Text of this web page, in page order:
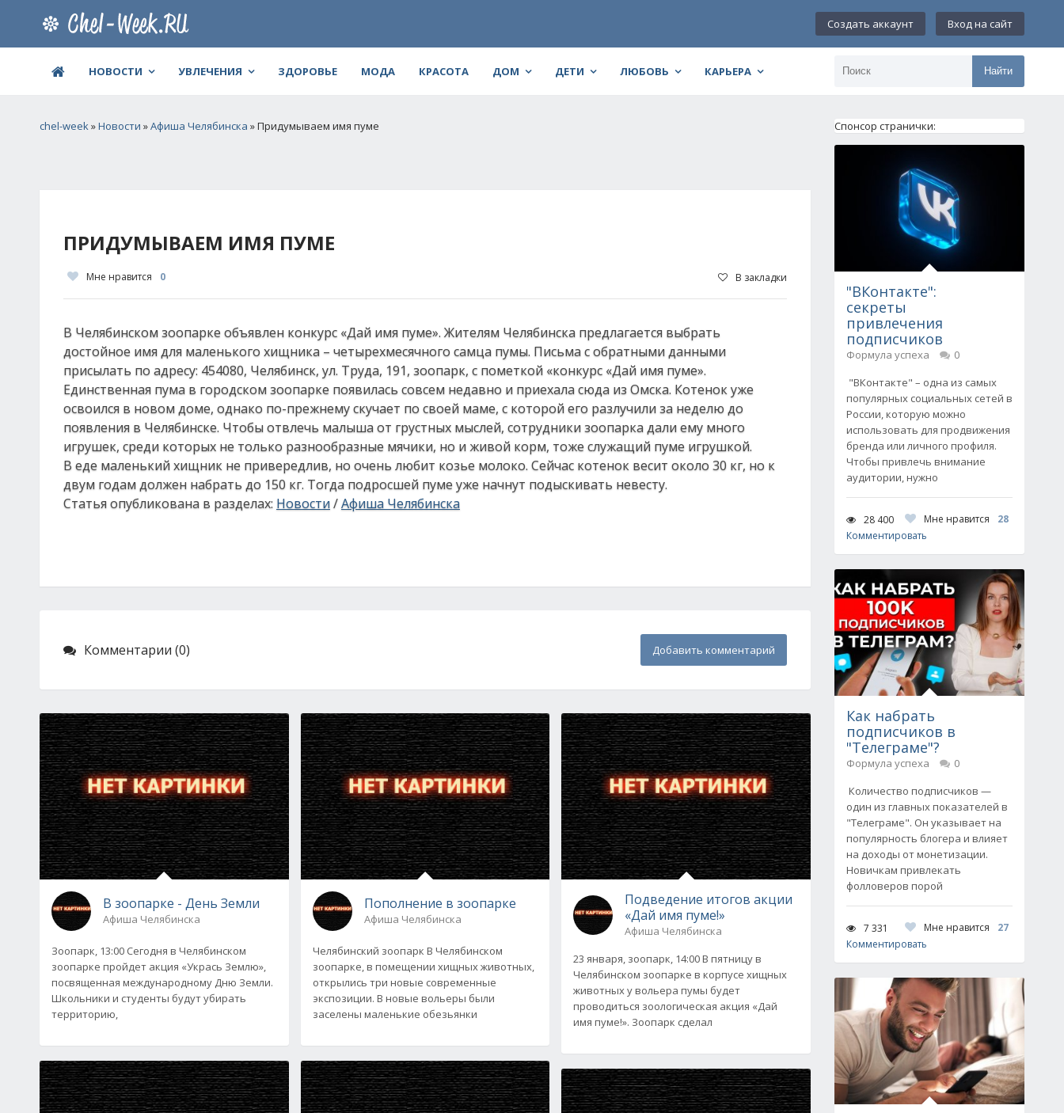
Создать аккаунт Вход на сайт
НОВОСТИ УВЛЕЧЕНИЯ ЗДОРОВЬЕ МОДА КРАСОТА ДОМ ДЕТИ ЛЮБОВЬ КАРЬЕРА Найти
chel-week»Новости »Афиша Челябинска » Придумываем имя пуме
ПРИДУМЫВАЕМ ИМЯ ПУМЕ
Мне нравится 0 В закладки
В Челябинском зоопарке объявлен конкурс «Дай имя пуме». Жителям Челябинска предлагается выбрать
достойное имя для маленького хищника – четырехмесячного самца пумы. Письма с обратными данными
присылать по адресу: 454080, Челябинск, ул. Труда, 191, зоопарк, с пометкой «конкурс «Дай имя пуме».
Единственная пума в городском зоопарке появилась совсем недавно и приехала сюда из Омска. Котенок уже
освоился в новом доме, однако по-прежнему скучает по своей маме, с которой его разлучили за неделю до
появления в Челябинске. Чтобы отвлечь малыша от грустных мыслей, сотрудники зоопарка дали ему много
игрушек, среди которых не только разнообразные мячики, но и живой корм, тоже служащий пуме игрушкой.
В еде маленький хищник не привередлив, но очень любит козье молоко. Сейчас котенок весит около 30 кг, но к
двум годам должен набрать до 150 кг. Тогда подросшей пуме уже начнут подыскивать невесту.
Статья опубликована в разделах: Новости/Афиша Челябинска
Комментарии (0) Добавить комментарий
В зоопарке - День Земли
Афиша Челябинска
Зоопарк, 13:00 Сегодня в Челябинском
зоопарке пройдет акция «Укрась Землю»,
посвященная международному Дню Земли.
Школьники и студенты будут убирать
территорию,
Пополнение в зоопарке
Афиша Челябинска
Челябинский зоопарк В Челябинском
зоопарке, в помещении хищных животных,
открылись три новые современные
экспозиции. В новые вольеры были
заселены маленькие обезьянки
Подведение итогов акции
«Дай имя пуме!»
Афиша Челябинска
23 января, зоопарк, 14:00 В пятницу в
Челябинском зоопарке в корпусе хищных
животных у вольера пумы будет
проводиться зоологическая акция «Дай
имя пуме!». Зоопарк сделал
Спонсор странички:
"ВКонтакте":
секреты
привлечения
подписчиков
Формула успеха
0
"ВКонтакте" – одна из самых
популярных социальных сетей в
России, которую можно
использовать для продвижения
бренда или личного профиля.
Чтобы привлечь внимание
аудитории, нужно
28 400 Мне нравится
28
Комментировать
Как набрать
подписчиков в
"Телеграме"?
Формула успеха
0
Количество подписчиков —
один из главных показателей в
"Телеграме". Он указывает на
популярность блогера и влияет
на доходы от монетизации.
Новичкам привлекать
фолловеров порой
7 331 Мне нравится
27
Комментировать